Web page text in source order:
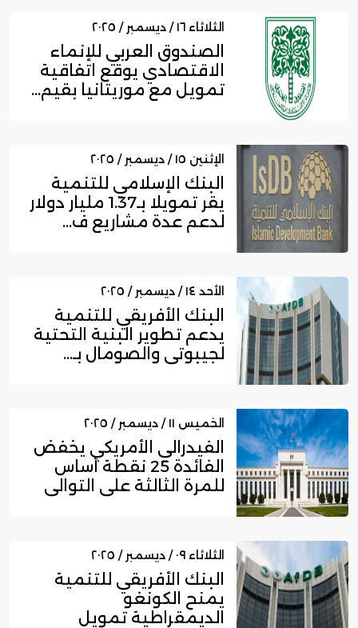
الثلاثاء ١٦ / ديسمبر / ٢٠٢٥
الصندوق العربي للإنماء
الاقتصادي يوقع اتفاقية
تمويل مع موريتانيا بقيم...
الإثنين ١٥ / ديسمبر / ٢٠٢٥
البنك الإسلامي للتنمية
يقر تمويلا بـ1.37 مليار دولار
لدعم عدة مشاريع ف...
الأحد ١٤ / ديسمبر / ٢٠٢٥
البنك الأفريقي للتنمية
يدعم تطوير البنية التحتية
لجيبوتي والصومال بـ...
الخميس ١١ / ديسمبر / ٢٠٢٥
الفيدرالي الأمريكي يخفض
الفائدة 25 نقطة أساس
للمرة الثالثة على التوالي
الثلاثاء ٠٩ / ديسمبر / ٢٠٢٥
البنك الأفريقي للتنمية
يمنح الكونغو
الديمقراطية تمويل